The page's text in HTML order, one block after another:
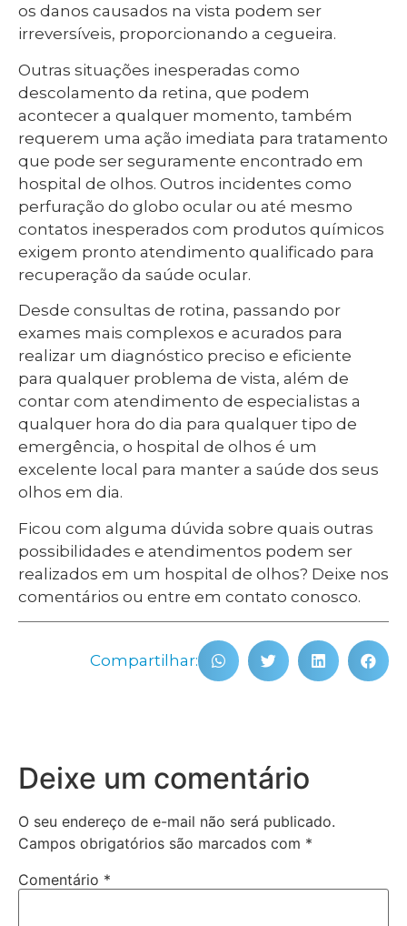
os danos causados na vista podem ser
irreversíveis, proporcionando a cegueira.
Outras situações inesperadas como
descolamento da retina, que podem
acontecer a qualquer momento, também
requerem uma ação imediata para tratamento
que pode ser seguramente encontrado em
hospital de olhos. Outros incidentes como
perfuração do globo ocular ou até mesmo
contatos inesperados com produtos químicos
exigem pronto atendimento qualificado para
recuperação da saúde ocular.
Desde consultas de rotina, passando por
exames mais complexos e acurados para
realizar um diagnóstico preciso e eficiente
para qualquer problema de vista, além de
contar com atendimento de especialistas a
qualquer hora do dia para qualquer tipo de
emergência, o hospital de olhos é um
excelente local para manter a saúde dos seus
olhos em dia.
Ficou com alguma dúvida sobre quais outras
possibilidades e atendimentos podem ser
realizados em um hospital de olhos? Deixe nos
comentários ou entre em contato conosco.
Compartilhar:
Deixe um comentário
O seu endereço de e-mail não será publicado.
Campos obrigatórios são marcados com *
Comentário *